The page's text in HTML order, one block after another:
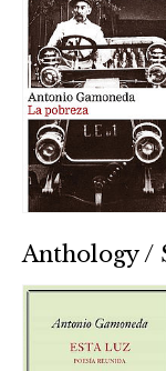
Anthology /